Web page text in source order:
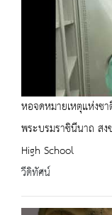
หอจดหมายเหตุแห่งชา
พระบรมราชินีนาถ สง
High School
วีดิทัศน์